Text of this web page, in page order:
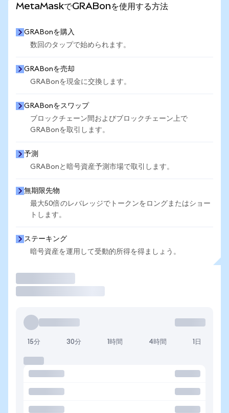
MetaMaskでGRABonを使用する方法
GRABonを購入
数回のタップで始められます。
GRABonを売却
GRABonを現金に交換します。
GRABonをスワップ
ブロックチェーン間およびブロックチェーン上で
GRABonを取引します。
予測
GRABonと暗号資産予測市場で取引します。
無期限先物
最大50倍のレバレッジでトークンをロングまたはショー
トします。
ステーキング
暗号資産を運用して受動的所得を得ましょう。
15分 30分 1時間 4時間 1日